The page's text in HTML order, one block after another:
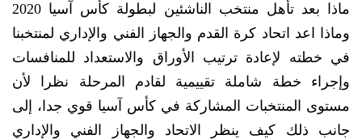
ماذا بعد تأهل منتخب الناشئين لبطولة كأس آسيا 2020
وماذا اعد اتحاد كرة القدم والجهاز الفني والإداري لمنتخبنا
في خطته لإعادة ترتيب الأوراق والاستعداد للمنافسات
وإجراء خطة شاملة تقييمية لقادم المرحلة نظرا لأن
مستوى المنتخبات المشاركة في كأس آسيا قوي جدا، إلى
جانب ذلك كيف ينظر الاتحاد والجهاز الفني والإداري